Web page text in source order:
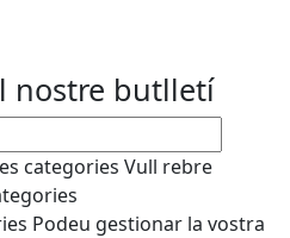
nostre butlletí
categories Vull rebre
Podeu gestionar la vostra